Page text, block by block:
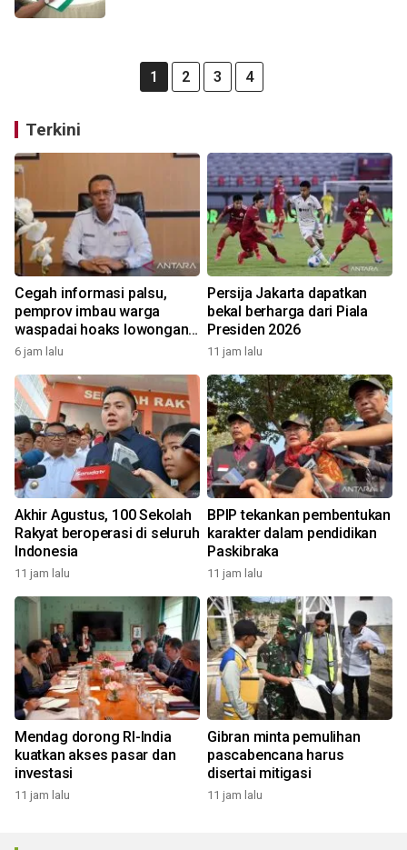
1 2 3 4
Terkini
Cegah informasi palsu,
pemprov imbau warga
waspadai hoaks lowongan
kerja Blok Masela
6 jam lalu
Persija Jakarta dapatkan
bekal berharga dari Piala
Presiden 2026
11 jam lalu
Akhir Agustus, 100 Sekolah
Rakyat beroperasi di seluruh
Indonesia
11 jam lalu
BPIP tekankan pembentukan
karakter dalam pendidikan
Paskibraka
11 jam lalu
Mendag dorong RI-India
kuatkan akses pasar dan
investasi
11 jam lalu
Gibran minta pemulihan
pascabencana harus
disertai mitigasi
11 jam lalu